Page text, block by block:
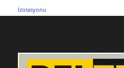
İzolasyonu